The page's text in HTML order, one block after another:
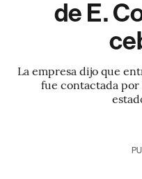
de E.
La empresa dijo que
fue contactada